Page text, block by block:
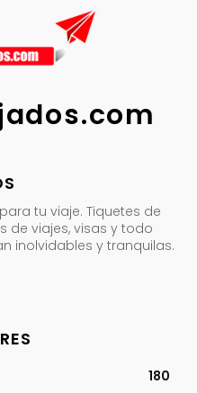
tu viaje. Tiquetes de
de viajes, visas y todo
inolvidables y tranquilas.
180